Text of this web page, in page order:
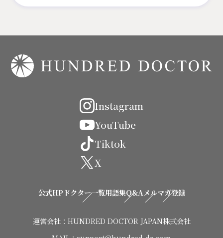
Instagram
YouTube
Tiktok
X
公式HP ドクター一覧用語集Q&A メルマガ登録
運営会社：HUNDRED DOCTOR JAPAN株式会社